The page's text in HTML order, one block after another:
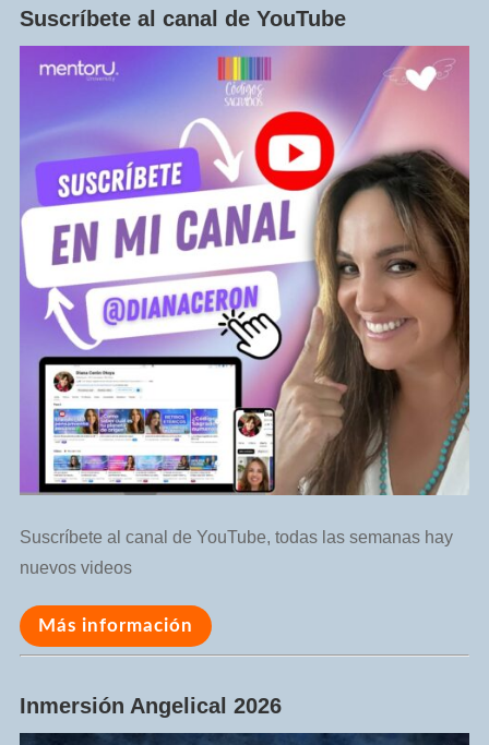
Suscríbete al canal de YouTube
Suscríbete al canal de YouTube, todas las semanas hay
nuevos videos
Más información
Inmersión Angelical 2026